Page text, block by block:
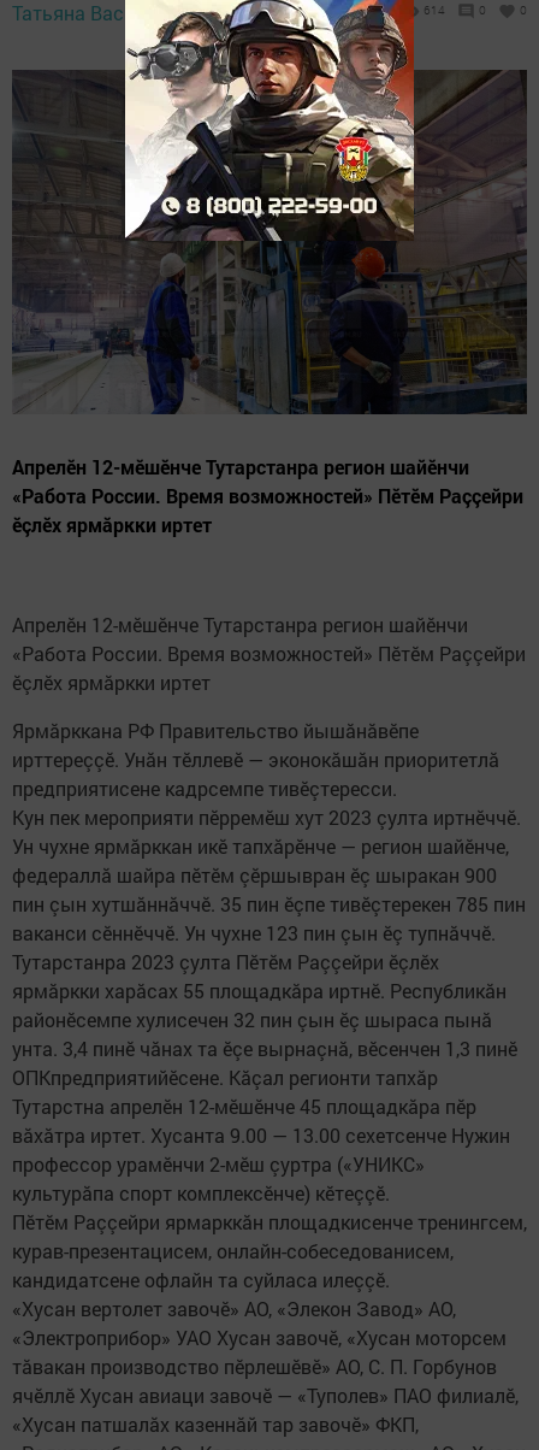
Татьяна Васильева, 4 April 2024 - 16:36 614 0 0
Апрелӗн 12-мӗшӗнче Тутарстанра регион шайӗнчи
«Работа России. Время возможностей» Пӗтӗм Раççейри
ӗçлӗх ярмăркки иртет
Апрелӗн 12-мӗшӗнче Тутарстанра регион шайӗнчи
«Работа России. Время возможностей» Пӗтӗм Раççейри
ӗçлӗх ярмăркки иртет
Ярмăрккана РФ Правительство йышăнăвӗпе
ирттереççӗ. Унăн тӗллевӗ — эконокăшăн приоритетлă
предприятисене кадрсемпе тивӗçтересси.
Кун пек мероприяти пӗрремӗш хут 2023 çулта иртнӗччӗ.
Ун чухне ярмăрккан икӗ тапхăрӗнче — регион шайӗнче,
федераллă шайра пӗтӗм çӗршывран ӗç шыракан 900
пин çын хутшăннăччӗ. 35 пин ӗçпе тивӗçтерекен 785 пин
ваканси сӗннӗччӗ. Ун чухне 123 пин çын ӗç тупнăччӗ.
Тутарстанра 2023 çулта Пӗтӗм Раççейри ӗçлӗх
ярмăркки харăсах 55 площадкăра иртнӗ. Республикăн
районӗсемпе хулисечен 32 пин çын ӗç шыраса пынă
унта. 3,4 пинӗ чăнах та ӗçе вырнаçнă, вӗсенчен 1,3 пинӗ
ОПКпредприятийӗсене. Кăçал регионти тапхăр
Тутарстна апрелӗн 12-мӗшӗнче 45 площадкăра пӗр
вăхăтра иртет. Хусанта 9.00 — 13.00 сехетсенче Нужин
профессор урамӗнчи 2-мӗш çуртра («УНИКС»
культурăпа спорт комплексӗнче) кӗтеççӗ.
Пӗтӗм Раççейри ярмарккăн площадкисенче тренингсем,
курав-презентацисем, онлайн-собеседованисем,
кандидатсене офлайн та суйласа илеççӗ.
«Хусан вертолет завочӗ» АО, «Элекон Завод» АО,
«Электроприбор» УАО Хусан завочӗ, «Хусан моторсем
тăвакан производство пӗрлешӗвӗ» АО, С. П. Горбунов
ячӗллӗ Хусан авиаци завочӗ — «Туполев» ПАО филиалӗ,
«Хусан патшалăх казеннăй тар завочӗ» ФКП,